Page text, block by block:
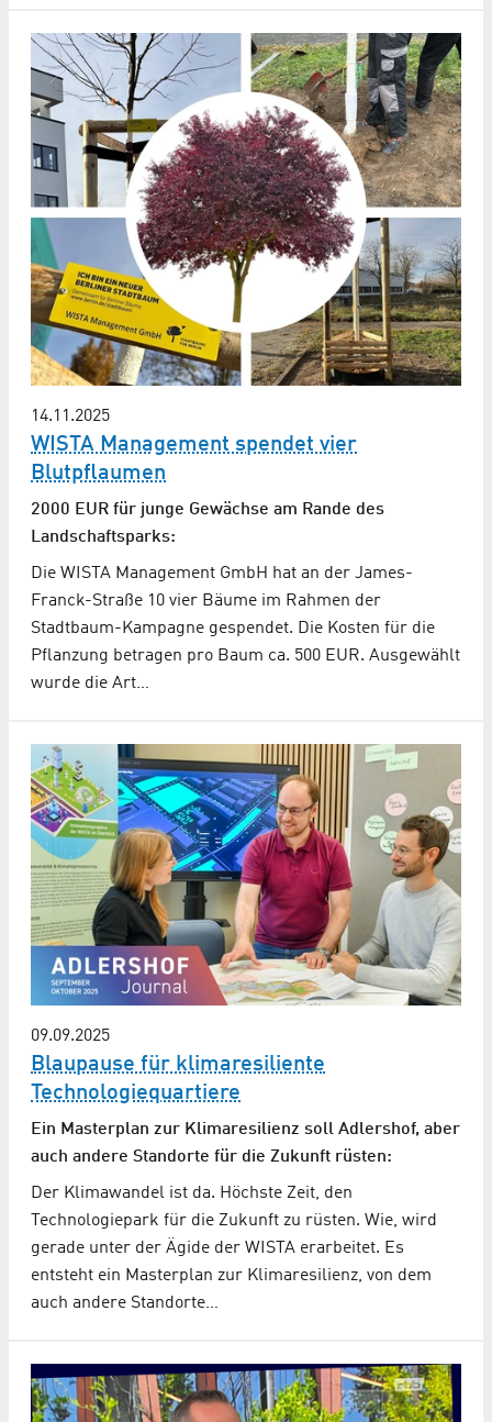
14.11.2025
WISTA Management spendet vier
Blutpflaumen
2000 EUR für junge Gewächse am Rande des
Landschaftsparks:
Die WISTA Management GmbH hat an der James-
Franck-Straße 10 vier Bäume im Rahmen der
Stadtbaum-Kampagne gespendet. Die Kosten für die
Pflanzung betragen pro Baum ca. 500 EUR. Ausgewählt
wurde die Art…
09.09.2025
Blaupause für klimaresiliente
Technologiequartiere
Ein Masterplan zur Klimaresilienz soll Adlershof, aber
auch andere Standorte für die Zukunft rüsten:
Der Klimawandel ist da. Höchste Zeit, den
Technologiepark für die Zukunft zu rüsten. Wie, wird
gerade unter der Ägide der WISTA erarbeitet. Es
entsteht ein Masterplan zur Klimaresilienz, von dem
auch andere Standorte…